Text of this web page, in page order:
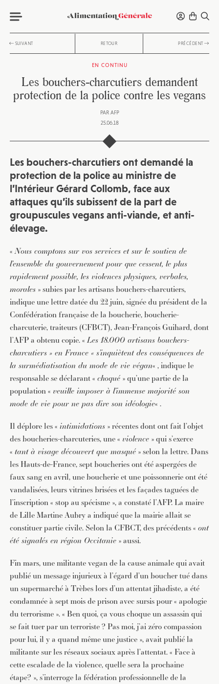
SUIVANT RETOUR PRÉCÉDENT
EN CONTINU
Les bouchers-charcutiers demandent
protection de la police contre les vegans
PAR AFP
25.06.18
Les bouchers-charcutiers ont demandé la
protection de la police au ministre de
l’Intérieur Gérard Collomb, face aux
attaques qu’ils subissent de la part de
groupuscules vegans anti-viande, et anti-
élevage.
«Nous comptons sur vos services et sur le soutien de
l’ensemble du gouvernement pour que cessent, le plus
rapidement possible, les violences physiques, verbales,
morales » subies par les artisans bouchers-charcutiers,
indique une lettre datée du 22 juin, signée du président de la
Confédération française de la boucherie, boucherie-
charcuterie, traiteurs (CFBCT), Jean-François Guihard, dont
l’AFP a obtenu copie. «Les 18.000 artisans bouchers-
charcutiers » en France « s’inquiètent des conséquences de
la surmédiatisation du mode de vie végan« , indique le
responsable se déclarant « choqué » qu’une partie de la
population « veuille imposer à l’immense majorité son
mode de vie pour ne pas dire son idéologie« .
Il déplore les « intimidations » récentes dont ont fait l’objet
des boucheries-charcuteries, une « violence » qui s’exerce
« tant à visage découvert que masqué » selon la lettre. Dans
les Hauts-de-France, sept boucheries ont été aspergées de
faux sang en avril, une boucherie et une poissonnerie ont été
vandalisées, leurs vitrines brisées et les façades taguées de
l’inscription « stop au spécisme », a constaté l’AFP. La maire
de Lille Martine Aubry a indiqué que la mairie allait se
constituer partie civile. Selon la CFBCT, des précédents « ont
été signalés en région Occitanie » aussi.
Fin mars, une militante vegan de la cause animale qui avait
publié un message injurieux à l’égard d’un boucher tué dans
un supermarché à Trèbes lors d’un attentat jihadiste, a été
condamnée à sept mois de prison avec sursis pour « apologie
du terrorisme ». « Ben quoi, ça vous choque un assassin qui
se fait tuer par un terroriste ? Pas moi, j’ai zéro compassion
pour lui, il y a quand même une justice », avait publié la
militante sur les réseaux sociaux après l’attentat. « Face à
cette escalade de la violence, quelle sera la prochaine
étape? », s’interroge la fédération professionnelle de la